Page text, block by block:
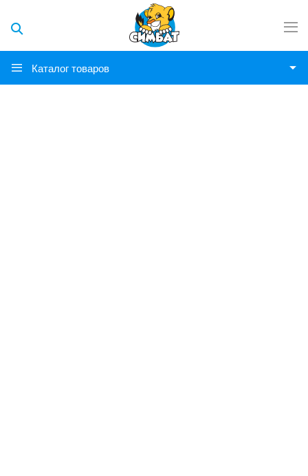
Каталог товаров